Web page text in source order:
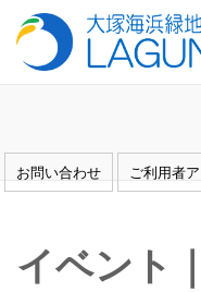
ン
ス
キ
(Enter
大塚海浜
お問い合わせ ご利用者
イベント